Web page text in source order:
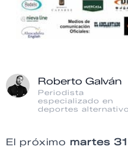
Roberto Galván
Periodista
especializado en
deportes
El próximo martes